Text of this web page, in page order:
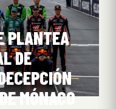
PLANTEA
DE
MÓNACO